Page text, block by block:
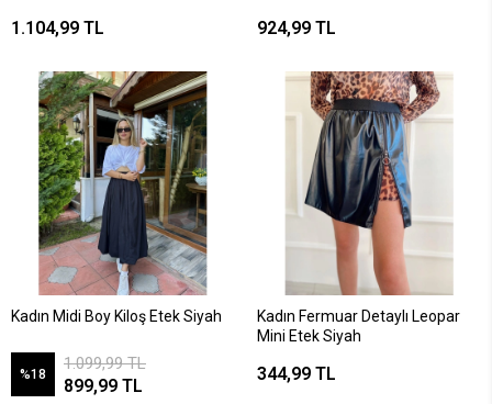
1.104,99 TL 924,99 TL
Kadın Midi Boy Kiloş Etek Siyah
%18
1.099,99 TL
899,99 TL
Kadın Fermuar Detaylı Leopar
Mini Etek Siyah
344,99 TL